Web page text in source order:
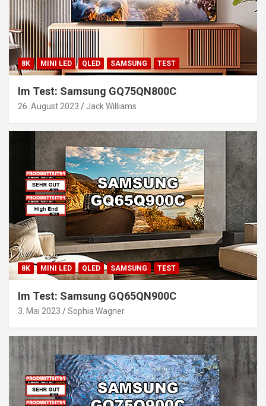
8K MINI LED QLED SAMSUNG TEST
Im Test: Samsung GQ75QN800C
26. August 2023 Jack Williams
8K MINI LED QLED SAMSUNG TEST
Im Test: Samsung GQ65QN900C
3. Mai 2023 Sophia Wagner